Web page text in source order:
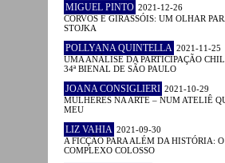
MIGUEL PINTO 2021-12-26
CORVOS E GIRASSÓIS: UM OLHAR
STOJKA
POLLYANA QUINTELLA 2021-11-25
UMA ANÁLISE DA PARTICIPAÇÃO
34ª BIENAL DE SÃO PAULO
JOANA CONSIGLIERI 2021-10-29
MULHERES NA ARTE – NUM ATELIÊ
MEU
LIZ VAHIA 2021-09-30
A FICÇÃO PARA ALÉM DA HISTÓRIA: O
COMPLEXO COLOSSO